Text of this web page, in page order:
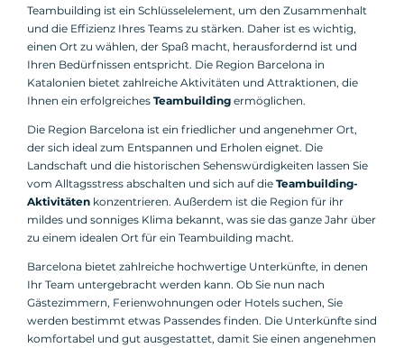
Teambuilding ist ein Schlüsselelement, um den Zusammenhalt
und die Effizienz Ihres Teams zu stärken. Daher ist es wichtig,
einen Ort zu wählen, der Spaß macht, herausfordernd ist und
Ihren Bedürfnissen entspricht. Die Region Barcelona in
Katalonien bietet zahlreiche Aktivitäten und Attraktionen, die
Ihnen ein erfolgreiches Teambuilding ermöglichen.
Die Region Barcelona ist ein friedlicher und angenehmer Ort,
der sich ideal zum Entspannen und Erholen eignet. Die
Landschaft und die historischen Sehenswürdigkeiten lassen Sie
vom Alltagsstress abschalten und sich auf die Teambuilding-
Aktivitäten konzentrieren. Außerdem ist die Region für ihr
mildes und sonniges Klima bekannt, was sie das ganze Jahr über
zu einem idealen Ort für ein Teambuilding macht.
Barcelona bietet zahlreiche hochwertige Unterkünfte, in denen
Ihr Team untergebracht werden kann. Ob Sie nun nach
Gästezimmern, Ferienwohnungen oder Hotels suchen, Sie
werden bestimmt etwas Passendes finden. Die Unterkünfte sind
komfortabel und gut ausgestattet, damit Sie einen angenehmen